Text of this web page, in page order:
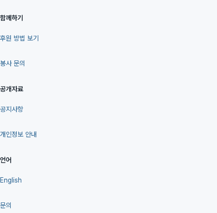
함께하기
후원 방법 보기
봉사 문의
공개자료
공지사항
개인정보 안내
언어
English
문의